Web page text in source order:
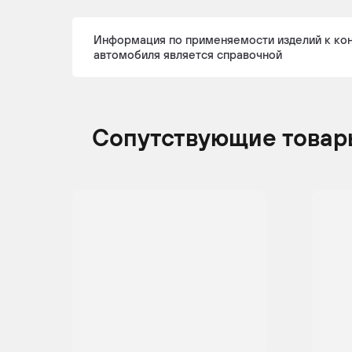
Информация по применяемости изделий к
автомобиля является справочной
Сопутствующие